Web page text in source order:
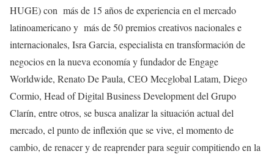
HUGE) con más de 15 años de experiencia en el mercado
latinoamericano y más de 50 premios creativos nacionales e
internacionales, Isra Garcia, especialista en transformación de
negocios en la nueva economía y fundador de Engage
Worldwide, Renato De Paula, CEO Mecglobal Latam, Diego
Cormio, Head of Digital Business Development del Grupo
Clarín, entre otros, se busca analizar la situación actual del
mercado, el punto de inflexión que se vive, el momento de
cambio, de renacer y de reaprender para seguir compitiendo en la